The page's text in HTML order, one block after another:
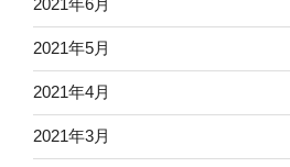
2021年6月
2021年5月
2021年4月
2021年3月